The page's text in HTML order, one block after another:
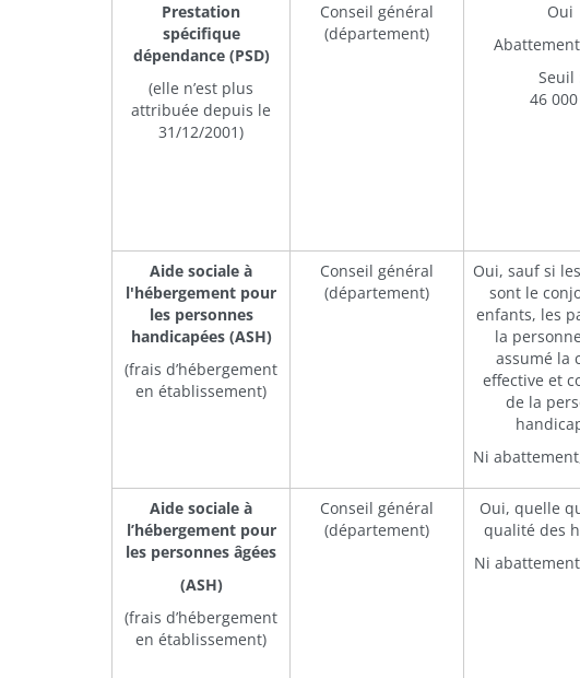
Prestation
spécifique
dépendance(PSD)
(elle n’est plus
attribuée depuis le
31/12/2001)
Conseil général
(département)
Oui
Seuil
46
Aide sociale à
l'hébergement pour
les personnes
handicapées (ASH)
(frais d’hébergement
en établissement)
Conseil général
(département)
Oui, sauf si
sont le
enfants, les
la
assumé la
effective et
de la
Ni
Aide sociale à
l’hébergement pour
les personnes âgées
(ASH)
(frais d’hébergement
en établissement)
Conseil général
(département)
Oui, quelle
qualité des
Ni